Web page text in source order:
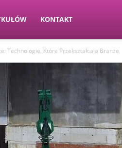
KONTAKT
Technologie, Które Przekształcają Branżę